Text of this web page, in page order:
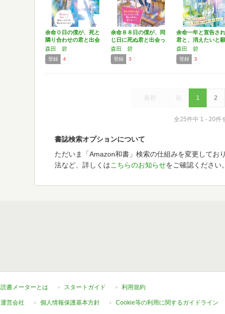
余命０日の僕が、死と
隣り合わせの君と出会
った…
森田 碧
登録 4
余命８８日の僕が、同
じ日に死ぬ君と出会っ
た話…
森田 碧
登録 3
余命一年と宣告さ
君と、消えたいと
僕が…
森田 碧
登録 3
最初 前 1 2
全25件中 1 - 20件
書誌検索オプションについて
ただいま「Amazon和書」検索の仕組みを変更してお
法など、詳しくはこちらのお知らせをご確認ください。
読書メーターとは スタートガイド 利用規約
運営会社 個人情報保護基本方針 Cookie等の利用に関するガイドライン